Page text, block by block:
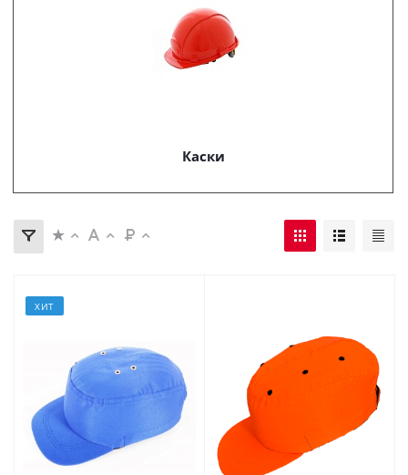
Каски
ХИТ